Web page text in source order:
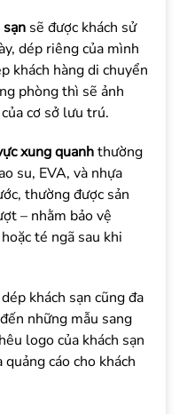
sẽ được khách sử
dép riêng của mình
khách hàng di chuyển
phòng thì sẽ ảnh
cơ sở lưu trú.
xung quanhthường
su, EVA, và nhựa
thường được sản
– nhằm bảo vệ
té ngã sau khi
khách sạn cũng đa
những mẫu sang
logo của khách sạn
cáo cho khách